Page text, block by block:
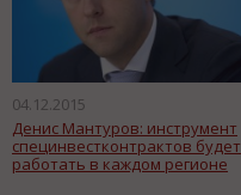
04.12.2015
Денис Мантуров: инструмент
специнвестконтрактов будет
работать в каждом регионе